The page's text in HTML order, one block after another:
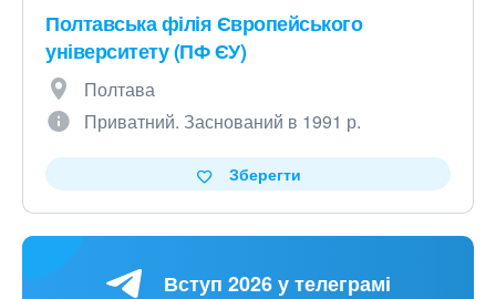
Полтавська філія Європейського
університету (ПФ ЄУ)
Полтава
Приватний. Заснований в 1991 р.
Зберегти
Вступ 2026 у телеграмі